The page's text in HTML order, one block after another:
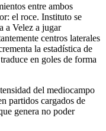
entre ambos
el roce. Instituto se
a Velez a jugar
centros laterales
la estadística de
en goles de forma
del mediocampo
partidos cargados de
genera no poder